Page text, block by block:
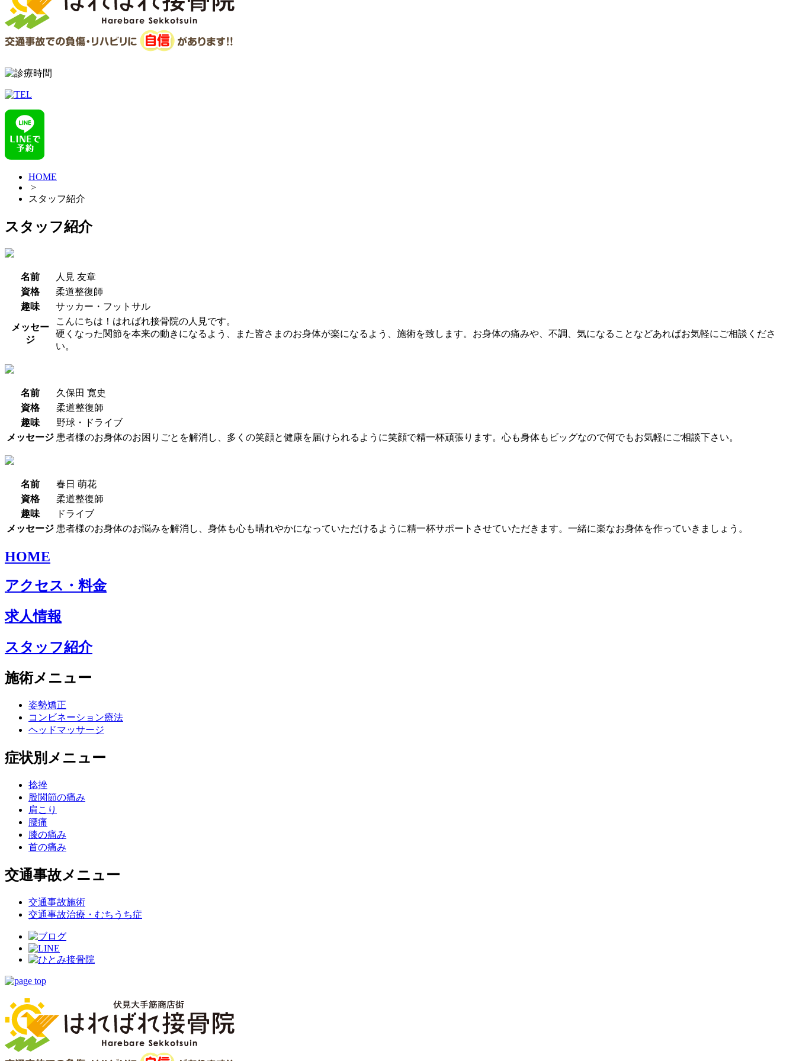
HOME
>
スタッフ紹介
スタッフ紹介
名前
人見 友章
資格
柔道整復師
趣味
サッカー・フットサル
メッセー
ジ
こんにちは！はればれ接骨院の人見です。
硬くなった関節を本来の動きになるよう、また皆さまのお身体が楽になるよう、施術を致します。お身体の痛みや、不調、気になることなどあればお気軽にご相談くださ
い。
名前
久保田 寛史
資格
柔道整復師
趣味
野球・ドライブ
メッセージ 患者様のお身体のお困りごとを解消し、多くの笑顔と健康を届けられるように笑顔で精一杯頑張ります。心も身体もビッグなので何でもお気軽にご相談下さい。
名前
春日 萌花
資格
柔道整復師
趣味
ドライブ
メッセージ 患者様のお身体のお悩みを解消し、身体も心も晴れやかになっていただけるように精一杯サポートさせていただきます。一緒に楽なお身体を作っていきましょう。
HOME
アクセス・料金
求人情報
スタッフ紹介
施術メニュー
姿勢矯正
コンビネーション療法
ヘッドマッサージ
症状別メニュー
捻挫
股関節の痛み
肩こり
腰痛
膝の痛み
首の痛み
交通事故メニュー
交通事故施術
交通事故治療・むちうち症